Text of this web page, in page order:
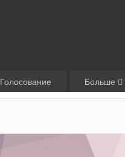
Голосование Больше